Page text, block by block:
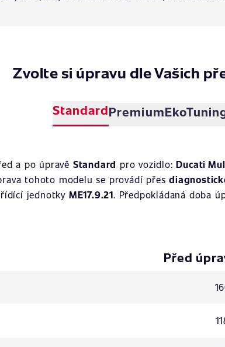
Zvolte si úpravu dle Vašich
StandardPremium
a po úpravě Standard pro vozidlo:Ducati
tohoto modelu se provádí přes
řídící jednotky ME17.9.21. Předpokládaná doba
Před